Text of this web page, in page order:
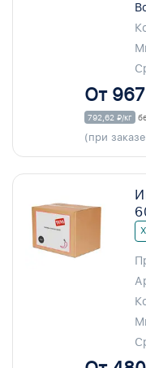
От
792,62 ₽/кг
(при